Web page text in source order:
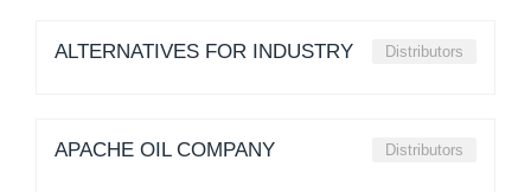
ALTERNATIVES FOR INDUSTRY Distributors
APACHE OIL COMPANY Distributors